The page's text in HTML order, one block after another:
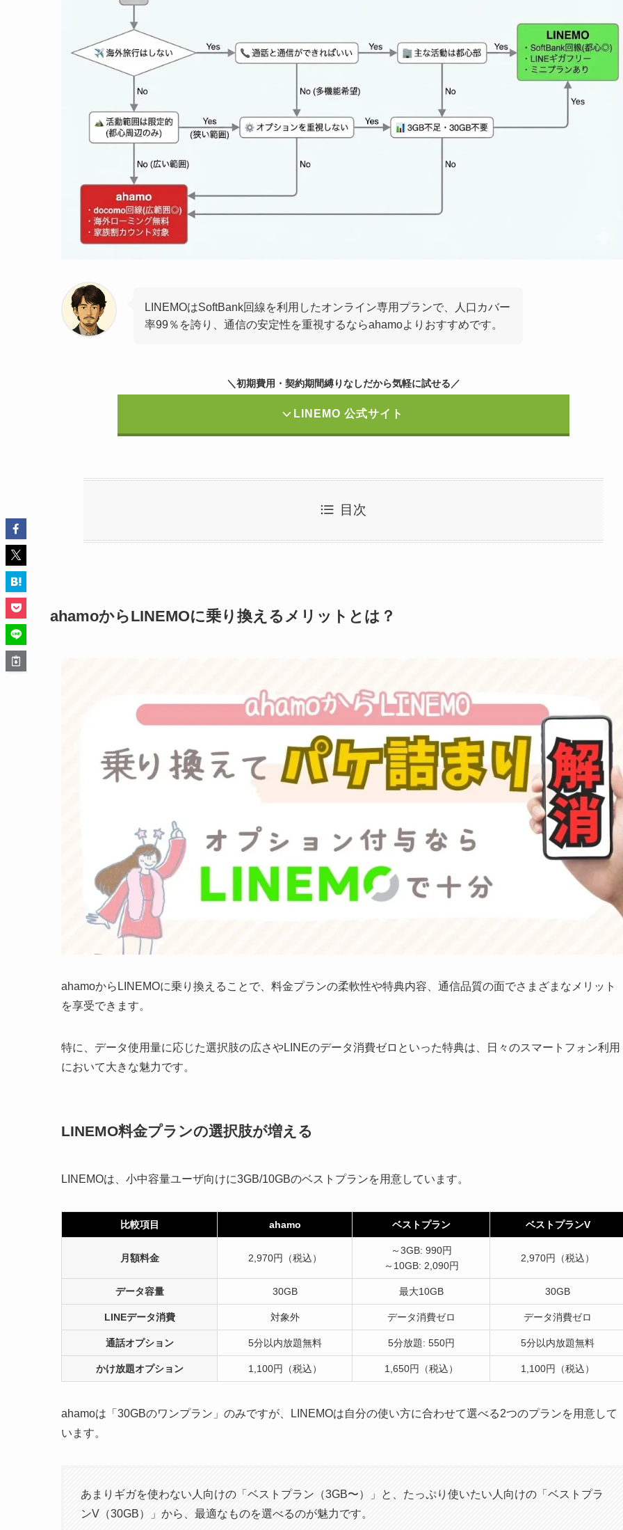
LINEMOはSoftBank回線を利用したオンライン専用プランで、人口カバー
率99％を誇り、通信の安定性を重視するならahamoよりおすすめです。
＼初期費用・契約期間縛りなしだから気軽に試せる／
LINEMO 公式サイト
目次
ahamoからLINEMOに乗り換えるメリットとは？
ahamoからLINEMOに乗り換えることで、料金プランの柔軟性や特典内容、通信品質の面でさまざまなメリット
を享受できます。
特に、データ使用量に応じた選択肢の広さやLINEのデータ消費ゼロといった特典は、日々のスマートフォン利用
において大きな魅力です。
LINEMO料金プランの選択肢が増える
LINEMOは、小中容量ユーザ向けに3GB/10GBのベストプランを用意しています。
比較項目 ahamo ベストプラン ベストプランV
月額料金 2,970円（税込）
～3GB: 990円
～10GB: 2,090円
2,970円（税込）
データ容量 30GB 最大10GB 30GB
LINEデータ消費 対象外 データ消費ゼロ データ消費ゼロ
通話オプション 5分以内放題無料 5分放題: 550円 5分以内放題無料
かけ放題オプション 1,100円（税込） 1,650円（税込） 1,100円（税込）
ahamoは「30GBのワンプラン」のみですが、LINEMOは自分の使い方に合わせて選べる2つのプランを用意して
います。
あまりギガを使わない人向けの「ベストプラン（3GB〜）」と、たっぷり使いたい人向けの「ベストプラ
ンV（30GB）」から、最適なものを選べるのが魅力です。